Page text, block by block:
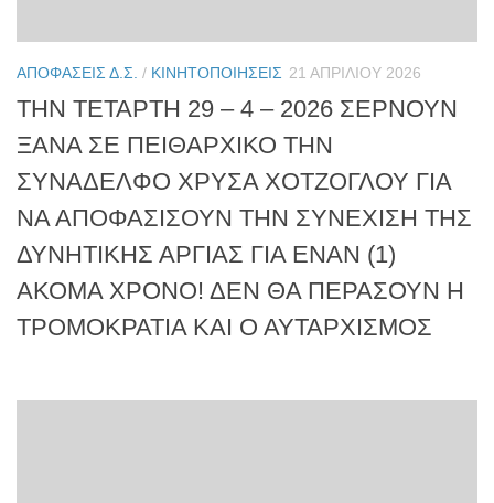
ΑΠΟΦΆΣΕΙΣ Δ.Σ. / ΚΙΝΗΤΟΠΟΙΉΣΕΙΣ 21 ΑΠΡΙΛΊΟΥ 2026
ΤΗΝ ΤΕΤΑΡΤΗ 29 – 4 – 2026 ΣΕΡΝΟΥΝ
ΞΑΝΑ ΣΕ ΠΕΙΘΑΡΧΙΚΟ ΤΗΝ
ΣΥΝΑΔΕΛΦΟ ΧΡΥΣΑ ΧΟΤΖΟΓΛΟΥ ΓΙΑ
ΝΑ ΑΠΟΦΑΣΙΣΟΥΝ ΤΗΝ ΣΥΝΕΧΙΣΗ ΤΗΣ
ΔΥΝΗΤΙΚΗΣ ΑΡΓΙΑΣ ΓΙΑ ΕΝΑΝ (1)
ΑΚΟΜΑ ΧΡΟΝΟ! ΔΕΝ ΘΑ ΠΕΡΑΣΟΥΝ Η
ΤΡΟΜΟΚΡΑΤΙΑ ΚΑΙ Ο ΑΥΤΑΡΧΙΣΜΟΣ